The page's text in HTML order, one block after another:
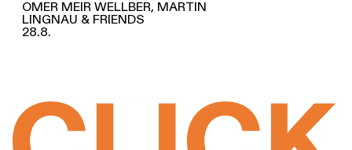
OMER MEIR WELLBER, MARTIN
LINGNAU & FRIENDS
28.8.